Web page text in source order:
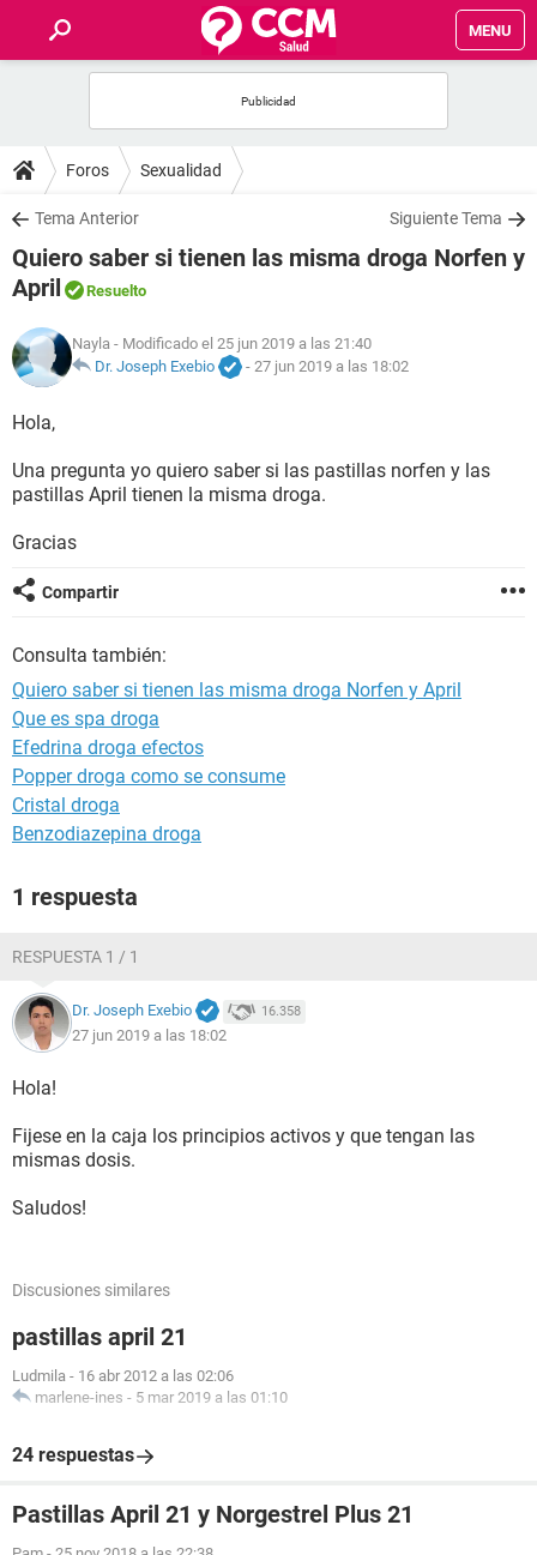
MENU
FOROS
SALUD
FAMILIA
NUTRICIÓN
SEXUALIDAD
Foros Sexualidad
Tema Anterior Siguiente Tema
Quiero saber si tienen las misma droga Norfen y
April
Resuelto
Nayla - Modificado el 25 jun 2019 a las 21:40
Dr. Joseph Exebio
- 27 jun 2019 a las 18:02
Hola,
Una pregunta yo quiero saber si las pastillas norfen y las
pastillas April tienen la misma droga.
Gracias
Compartir
Consulta también:
Quiero saber si tienen las misma droga Norfen y April
Que es spa droga
Efedrina droga efectos
Popper droga como se consume
Cristal droga
Benzodiazepina droga
1 respuesta
RESPUESTA 1 / 1
Dr. Joseph Exebio 16.358
27 jun 2019 a las 18:02
Hola!
Fijese en la caja los principios activos y que tengan las
mismas dosis.
Saludos!
Discusiones similares
pastillas april 21
Ludmila - 16 abr 2012 a las 02:06
marlene-ines - 5 mar 2019 a las 01:10
24 respuestas
Pastillas April 21 y Norgestrel Plus 21